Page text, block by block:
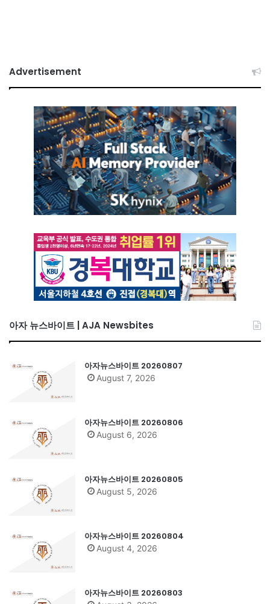
Advertisement
아자 뉴스바이트 | AJA Newsbites
아자뉴스바이트 20260807
August 7, 2026
아자뉴스바이트 20260806
August 6, 2026
아자뉴스바이트 20260805
August 5, 2026
아자뉴스바이트 20260804
August 4, 2026
아자뉴스바이트 20260803